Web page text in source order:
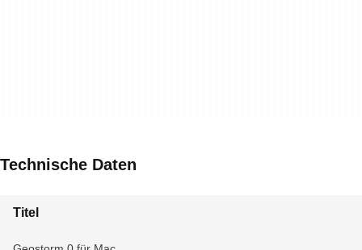
Technische Daten
Titel